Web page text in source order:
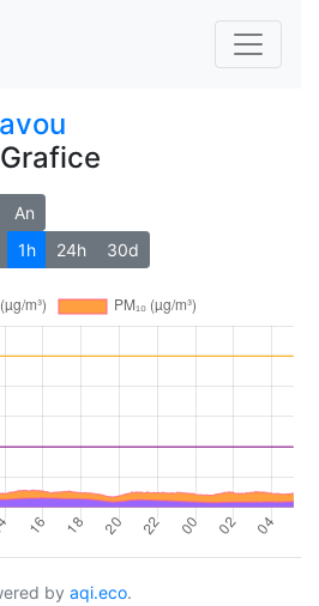
Grafice
An
1h 24h 30d
by aqi.eco.